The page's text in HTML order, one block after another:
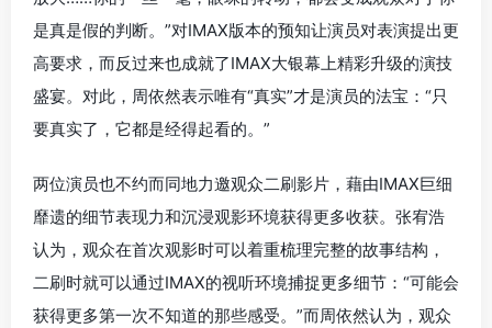
是真是假的判断。”对IMAX版本的预知让演员对表演提出更
高要求，而反过来也成就了IMAX大银幕上精彩升级的演技
盛宴。对此，周依然表示唯有“真实”才是演员的法宝：“只
要真实了，它都是经得起看的。”
两位演员也不约而同地力邀观众二刷影片，藉由IMAX巨细
靡遗的细节表现力和沉浸观影环境获得更多收获。张宥浩
认为，观众在首次观影时可以着重梳理完整的故事结构，
二刷时就可以通过IMAX的视听环境捕捉更多细节：“可能会
获得更多第一次不知道的那些感受。”而周依然认为，观众